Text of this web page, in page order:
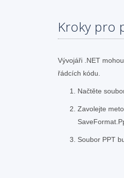
Kroky pro
Vývojáři .NET
řádcích kódu.
Načtěte
Zavolejte
Soubor PPT